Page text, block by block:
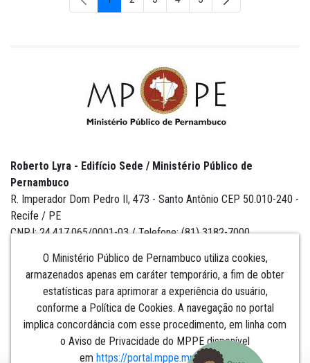
PáginaPáginaPáginaPáginaPágina
O Ministério Público de Pernambuco utiliza cookies,
armazenados apenas em caráter temporário, a fim de obter
estatísticas para aprimorar a experiência do usuário,
conforme a Política de Cookies. A navegação no portal
implica concordância com esse procedimento, em linha com
o Aviso de Privacidade do MPPE disponível
em https://portal.mppe.mp.br/lgpd.​​​​​​​
Roberto Lyra - Edifício Sede / Ministério Público de
Pernambuco
R. Imperador Dom Pedro II, 473 - Santo Antônio CEP 50.010-240 -
Recife / PE
CNPJ: 24.417.065/0001-03 / Telefone: (81) 3182-7000
Institucional
Comunicação